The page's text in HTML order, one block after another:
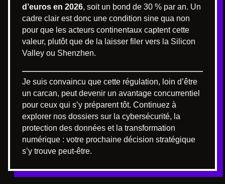
d’euros en 2026, soit un bond de 30 % par an. Un
cadre clair est donc une condition sine qua non
pour que les acteurs continentaux captent cette
valeur, plutôt que de la laisser filer vers la Silicon
Valley ou Shenzhen.
Je suis convaincu que cette régulation, loin d’être
un carcan, peut devenir un avantage concurrentiel
pour ceux qui s’y préparent tôt. Continuez à
explorer nos dossiers sur la cybersécurité, la
protection des données et la transformation
numérique : votre prochaine décision stratégique
s’y trouve peut-être.